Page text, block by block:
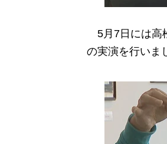
5月7日には高
の実演を行いま